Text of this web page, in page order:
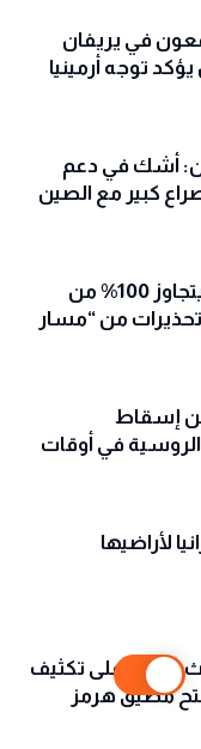
في يريفان
توجه أرمينيا
أشك في دعم
كبير مع الصين
الدين الوطني الأمريكي يتجاوز 100% من
تحذيرات من “مسار
إسقاط
في أوقات
لأراضيها
الصين على تكثيف
مضيق هرمز